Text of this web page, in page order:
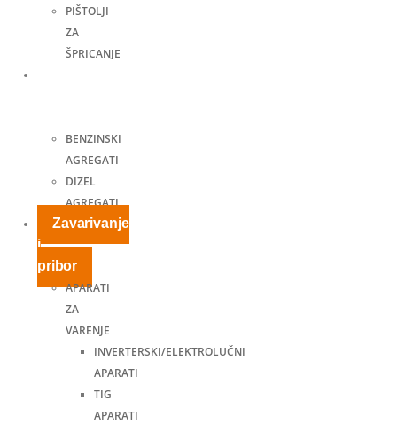
PIŠTOLJI
ZA
ŠPRICANJE
BENZINSKI
AGREGATI
DIZEL
AGREGATI
Zavarivanje
i
pribor
APARATI
ZA
VARENJE
INVERTERSKI/ELEKTROLUČNI
APARATI
TIG
APARATI